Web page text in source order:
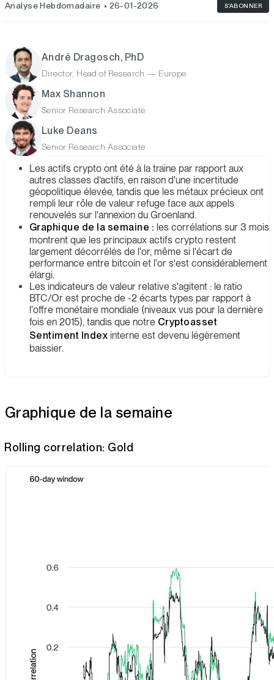
Analyse Hebdomadaire 26-01-2026 S'ABONNER
André Dragosch, PhD
Director, Head of Research — Europe
Max Shannon
Senior Research Associate
Luke Deans
Senior Research Associate
Les actifs crypto ont été à la traine par rapport aux
autres classes d’actifs, en raison d'une incertitude
géopolitique élevée, tandis que les métaux précieux ont
rempli leur rôle de valeur refuge face aux appels
renouvelés sur l'annexion du Groenland.
Graphique de la semaine : les corrélations sur 3 mois
montrent que les principaux actifs crypto restent
largement décorrélés de l'or, même si l'écart de
performance entre bitcoin et l'or s'est considérablement
élargi.
Les indicateurs de valeur relative s'agitent : le ratio
BTC/Or est proche de -2 écarts types par rapport à
l'offre monétaire mondiale (niveaux vus pour la dernière
fois en 2015), tandis que notre Cryptoasset
Sentiment Index interne est devenu légèrement
baissier.
Graphique de la semaine
Rolling correlation: Gold